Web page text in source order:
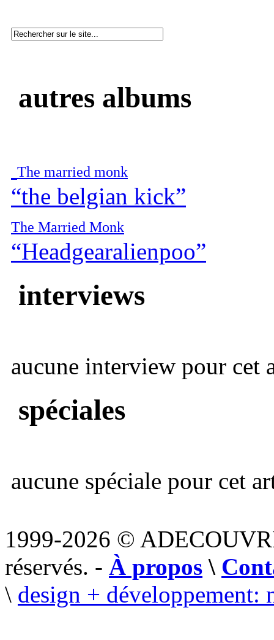
autres albums
The married monk
“the belgian kick”
The Married Monk
“Headgearalienpoo”
interviews
aucune interview pour cet
spéciales
aucune spéciale pour cet
1999-2026 ©
réservés. - À propos \
\ design + développement: